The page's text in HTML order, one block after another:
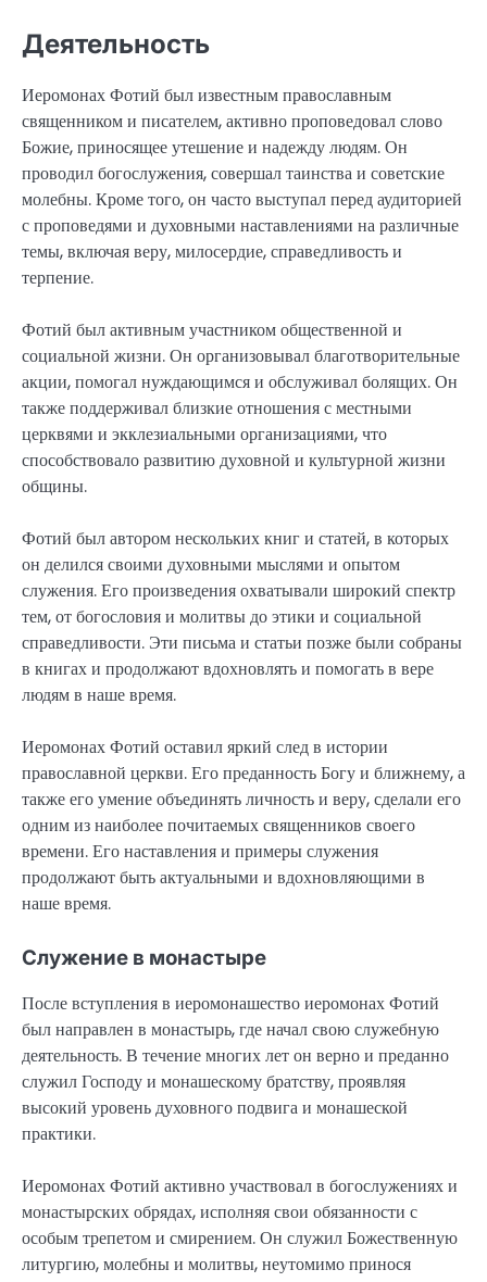
Деятельность
Иеромонах Фотий был известным православным
священником и писателем, активно проповедовал слово
Божие, приносящее утешение и надежду людям. Он
проводил богослужения, совершал таинства и советские
молебны. Кроме того, он часто выступал перед аудиторией
с проповедями и духовными наставлениями на различные
темы, включая веру, милосердие, справедливость и
терпение.
Фотий был активным участником общественной и
социальной жизни. Он организовывал благотворительные
акции, помогал нуждающимся и обслуживал болящих. Он
также поддерживал близкие отношения с местными
церквями и экклезиальными организациями, что
способствовало развитию духовной и культурной жизни
общины.
Фотий был автором нескольких книг и статей, в которых
он делился своими духовными мыслями и опытом
служения. Его произведения охватывали широкий спектр
тем, от богословия и молитвы до этики и социальной
справедливости. Эти письма и статьи позже были собраны
в книгах и продолжают вдохновлять и помогать в вере
людям в наше время.
Иеромонах Фотий оставил яркий след в истории
православной церкви. Его преданность Богу и ближнему, а
также его умение объединять личность и веру, сделали его
одним из наиболее почитаемых священников своего
времени. Его наставления и примеры служения
продолжают быть актуальными и вдохновляющими в
наше время.
Служение в монастыре
После вступления в иеромонашество иеромонах Фотий
был направлен в монастырь, где начал свою служебную
деятельность. В течение многих лет он верно и преданно
служил Господу и монашескому братству, проявляя
высокий уровень духовного подвига и монашеской
практики.
Иеромонах Фотий активно участвовал в богослужениях и
монастырских обрядах, исполняя свои обязанности с
особым трепетом и смирением. Он служил Божественную
литургию, молебны и молитвы, неутомимо принося